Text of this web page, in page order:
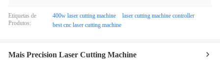
Etiquetas de
Produtos:
400w laser cutting machine
laser cutting machine controller
best cnc laser cutting machine
Mais Precision Laser Cutting Machine